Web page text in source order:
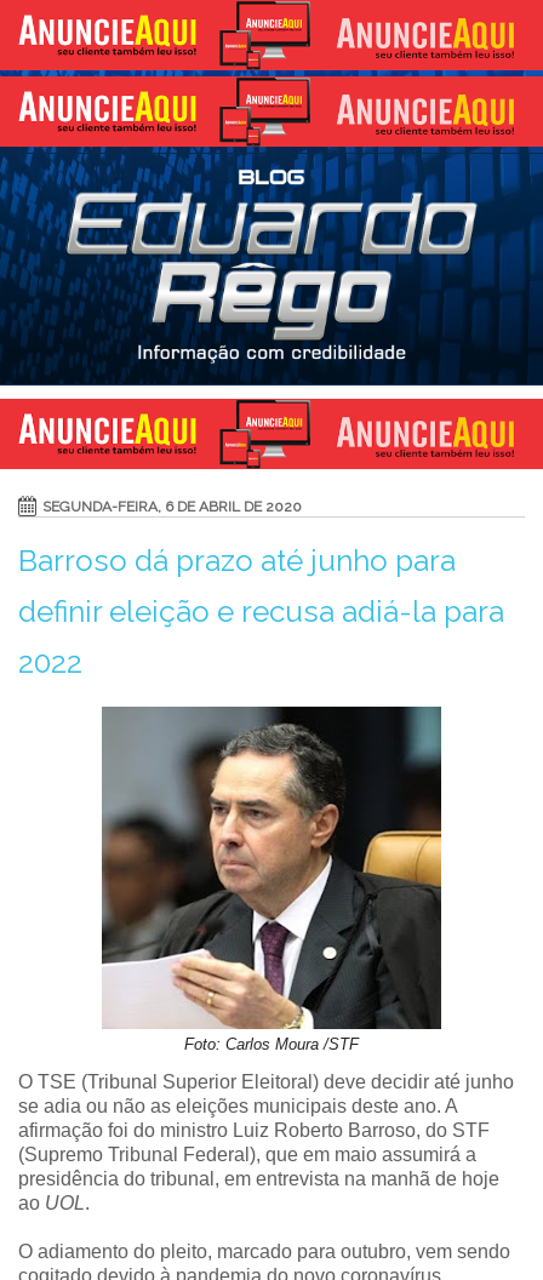
SEGUNDA-FEIRA, 6 DE ABRIL DE 2020
Barroso dá prazo até junho para
definir eleição e recusa adiá-la para
2022
Foto: Carlos Moura /STF
O TSE (Tribunal Superior Eleitoral) deve decidir até junho
se adia ou não as eleições municipais deste ano. A
afirmação foi do ministro Luiz Roberto Barroso, do STF
(Supremo Tribunal Federal), que em maio assumirá a
presidência do tribunal, em entrevista na manhã de hoje
ao UOL.
O adiamento do pleito, marcado para outubro, vem sendo